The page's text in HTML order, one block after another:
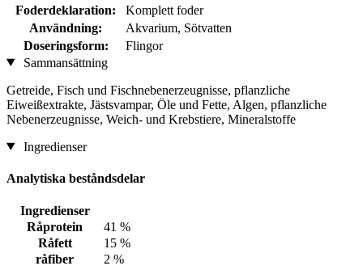
Foderdeklaration:
Komplett foder
Användning:
Akvarium, Sötvatten
Doseringsform:
Flingor
Sammansättning
Getreide, Fisch und Fischnebenerzeugnisse, pflanzliche
Eiweißextrakte, Jästsvampar, Öle und Fette, Algen, pflanzliche
Nebenerzeugnisse, Weich- und Krebstiere, Mineralstoffe
Ingredienser
Analytiska beståndsdelar
Ingredienser
Råprotein
41 %
Råfett
15 %
råfiber
2 %